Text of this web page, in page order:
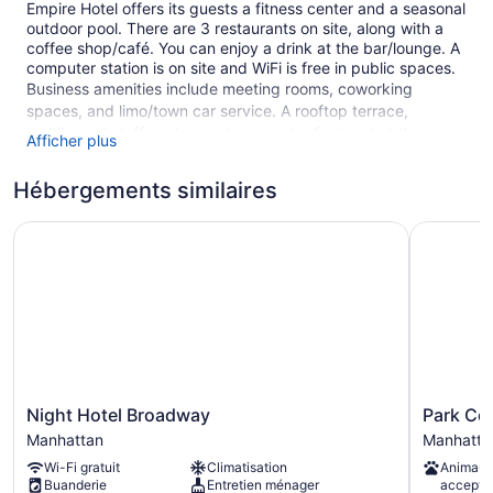
Empire Hotel offers its guests a fitness center and a seasonal
outdoor pool. There are 3 restaurants on site, along with a
coffee shop/café. You can enjoy a drink at the bar/lounge. A
computer station is on site and WiFi is free in public spaces.
Business amenities include meeting rooms, coworking
spaces, and limo/town car service. A rooftop terrace,
multilingual staff, and a garden are also featured at the
business-friendly Empire Hotel. Parking is available for a fee.
This Art Deco New York hotel is smoke free.
427 guestrooms or units
Umbrellas for the pool
Charging station for electric cars
Dry cleaning
Afficher plus
Hébergements similaires
Night
Hotel
Broadway
Manhattan
Night Hotel Broadway
Manhattan
Wi-Fi gratuit
Climatisation
Buanderie
Entretien ménager
Night Hotel Broadway
Park
Central
Hotel
New
Park
Park